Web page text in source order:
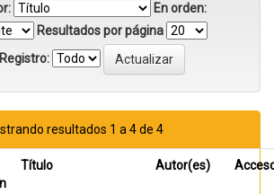
En orden:
Resultados por página
resultados 1 a 4 de 4
Título Autor(es)